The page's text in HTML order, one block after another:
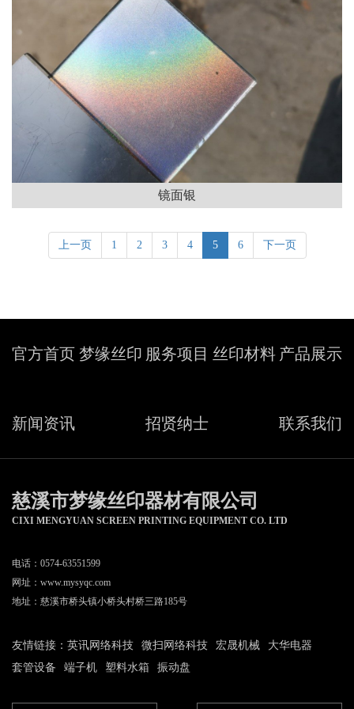
镜面银
上一页 1 2 3 4 5 6 下一页
官方首页 梦缘丝印 服务项目 丝印材料 产品展示
新闻资讯 招贤纳士 联系我们
慈溪市梦缘丝印器材有限公司
CIXI MENGYUAN SCREEN PRINTING EQUIPMENT CO. LTD
电话：0574-63551599
网址： www.mysyqc.com
地址：慈溪市桥头镇小桥头村桥三路185号
友情链接： 英讯网络科技 微扫网络科技 宏晟机械
大华电器
套管设备
端子机 塑料水箱 振动盘